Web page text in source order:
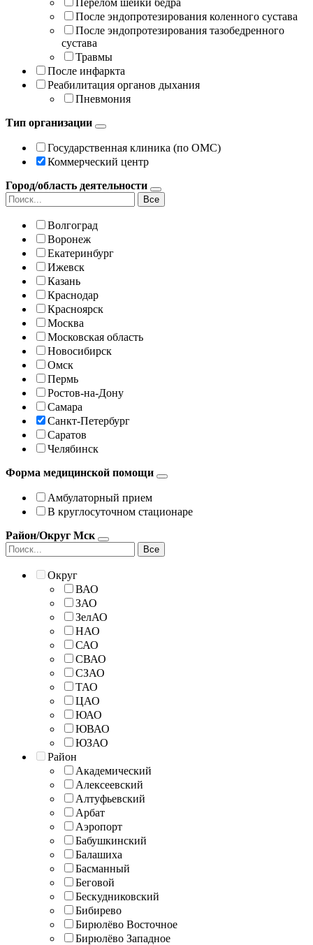
После эндопротезирования коленного сустава
После эндопротезирования тазобедренного
сустава
Травмы
После инфаркта
Реабилитация органов дыхания
Пневмония
Тип организации
Государственная клиника (по ОМС)
Коммерческий центр
Город/область деятельности
Все
Волгоград
Воронеж
Екатеринбург
Ижевск
Казань
Краснодар
Красноярск
Москва
Московская область
Новосибирск
Омск
Пермь
Ростов-на-Дону
Самара
Санкт-Петербург
Саратов
Челябинск
Форма медицинской помощи
Амбулаторный прием
В круглосуточном стационаре
Район/Округ Мск
Все
Округ
ВАО
ЗАО
ЗелАО
НАО
САО
СВАО
СЗАО
ТАО
ЦАО
ЮАО
ЮВАО
ЮЗАО
Район
Академический
Алексеевский
Алтуфьевский
Арбат
Аэропорт
Бабушкинский
Балашиха
Басманный
Беговой
Бескудниковский
Бибирево
Бирюлёво Восточное
Бирюлёво Западное